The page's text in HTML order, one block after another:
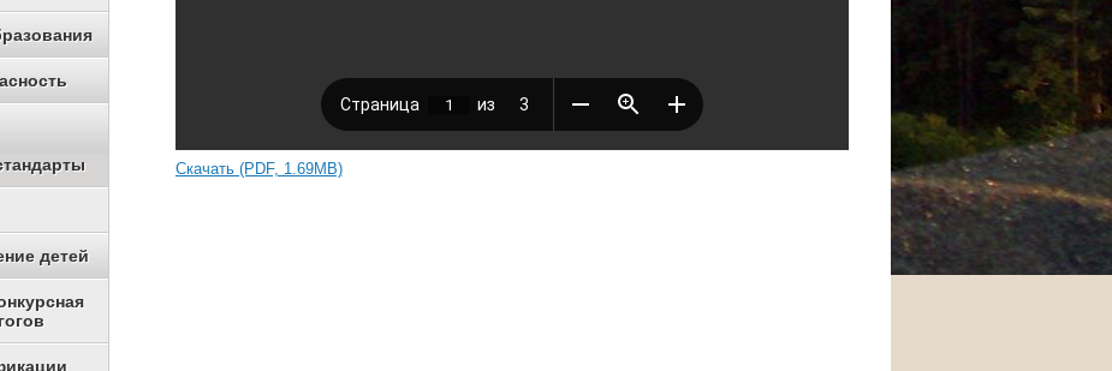
Скачать (PDF, 1.69MB)
детей